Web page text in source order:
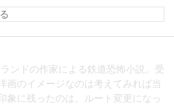
ンドの作家による鉄道恐怖小説。受
画のイメージなのは考えてみれば当
象に残ったのは、ルート変更になっ